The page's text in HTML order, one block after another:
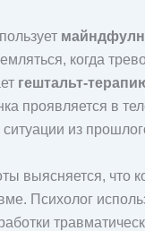
когда
гештальт-
проявляется в
из
выясняется, что
Психолог